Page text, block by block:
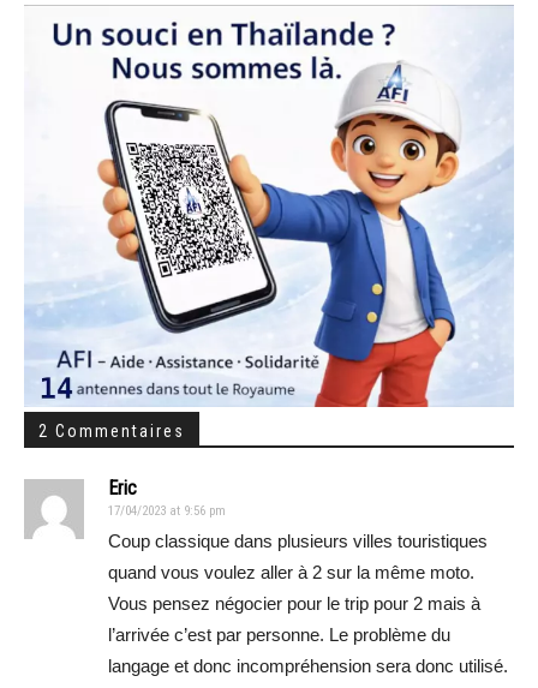
2 Commentaires
Eric
17/04/2023 at 9:56 pm
Coup classique dans plusieurs villes touristiques
quand vous voulez aller à 2 sur la même moto.
Vous pensez négocier pour le trip pour 2 mais à
l’arrivée c’est par personne. Le problème du
langage et donc incompréhension sera donc utilisé.